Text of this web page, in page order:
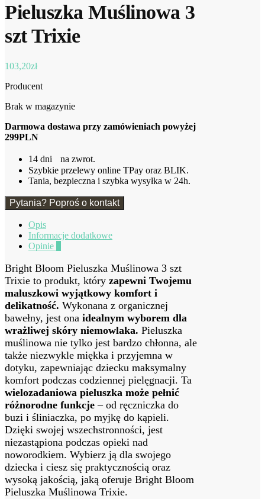
Pieluszka Muślinowa 3
szt Trixie
103,20zł
Producent
Brak w magazynie
Darmowa dostawa przy zamówieniach powyżej
299PLN
14 dni na zwrot.
Szybkie przelewy online TPay oraz BLIK.
Tania, bezpieczna i szybka wysyłka w 24h.
Pytania? Poproś o kontakt
Opis
Informacje dodatkowe
Opinie
Bright Bloom Pieluszka Muślinowa 3 szt
Trixie to produkt, który zapewni Twojemu
maluszkowi wyjątkowy komfort i
delikatność. Wykonana z organicznej
bawełny, jest ona idealnym wyborem dla
wrażliwej skóry niemowlaka. Pieluszka
muślinowa nie tylko jest bardzo chłonna, ale
także niezwykle miękka i przyjemna w
dotyku, zapewniając dziecku maksymalny
komfort podczas codziennej pielęgnacji. Ta
wielozadaniowa pieluszka może pełnić
różnorodne funkcje – od ręczniczka do
buzi i śliniaczka, po myjkę do kąpieli.
Dzięki swojej wszechstronności, jest
niezastąpiona podczas opieki nad
noworodkiem. Wybierz ją dla swojego
dziecka i ciesz się praktycznością oraz
wysoką jakością, jaką oferuje Bright Bloom
Pieluszka Muślinowa Trixie.